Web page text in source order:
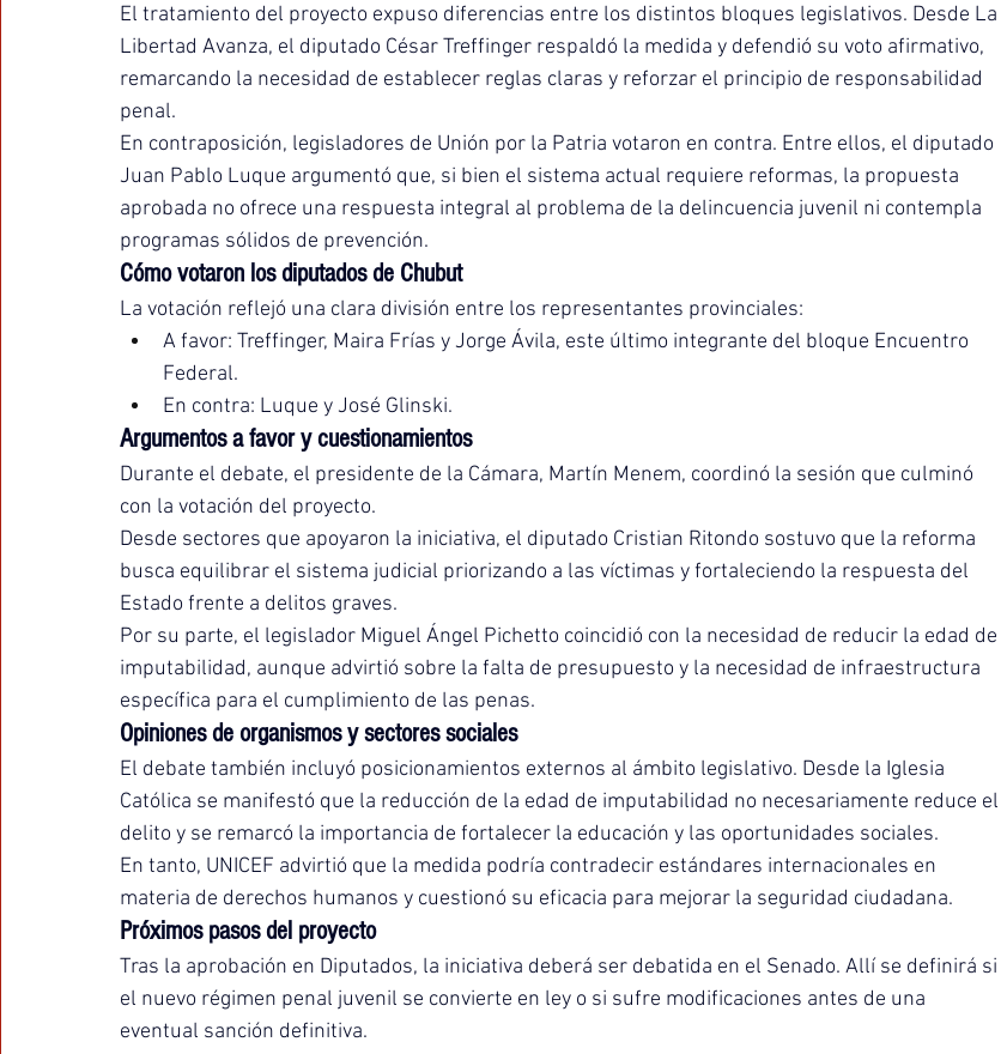
El tratamiento del proyecto expuso diferencias entre los distintos bloques legislativos. Desde La
Libertad Avanza, el diputado César Treffinger respaldó la medida y defendió su voto afirmativo,
remarcando la necesidad de establecer reglas claras y reforzar el principio de responsabilidad
penal.
En contraposición, legisladores de Unión por la Patria votaron en contra. Entre ellos, el diputado
Juan Pablo Luque argumentó que, si bien el sistema actual requiere reformas, la propuesta
aprobada no ofrece una respuesta integral al problema de la delincuencia juvenil ni contempla
programas sólidos de prevención.
Cómo votaron los diputados de Chubut
La votación reflejó una clara división entre los representantes provinciales:
A favor: Treffinger, Maira Frías y Jorge Ávila, este último integrante del bloque Encuentro
Federal.
En contra: Luque y José Glinski.
Argumentos a favor y cuestionamientos
Durante el debate, el presidente de la Cámara, Martín Menem, coordinó la sesión que culminó
con la votación del proyecto.
Desde sectores que apoyaron la iniciativa, el diputado Cristian Ritondo sostuvo que la reforma
busca equilibrar el sistema judicial priorizando a las víctimas y fortaleciendo la respuesta del
Estado frente a delitos graves.
Por su parte, el legislador Miguel Ángel Pichetto coincidió con la necesidad de reducir la edad de
imputabilidad, aunque advirtió sobre la falta de presupuesto y la necesidad de infraestructura
específica para el cumplimiento de las penas.
Opiniones de organismos y sectores sociales
El debate también incluyó posicionamientos externos al ámbito legislativo. Desde la Iglesia
Católica se manifestó que la reducción de la edad de imputabilidad no necesariamente reduce el
delito y se remarcó la importancia de fortalecer la educación y las oportunidades sociales.
En tanto, UNICEF advirtió que la medida podría contradecir estándares internacionales en
materia de derechos humanos y cuestionó su eficacia para mejorar la seguridad ciudadana.
Próximos pasos del proyecto
Tras la aprobación en Diputados, la iniciativa deberá ser debatida en el Senado. Allí se definirá si
el nuevo régimen penal juvenil se convierte en ley o si sufre modificaciones antes de una
eventual sanción definitiva.